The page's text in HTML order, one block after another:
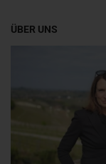
ÜBER UNS